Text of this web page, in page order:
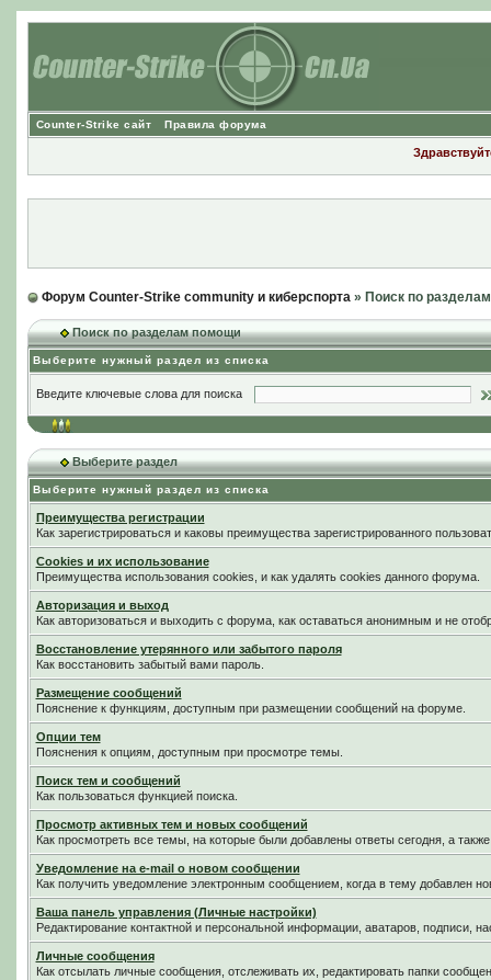
Counter-Strike сайт Правила форума
Форум Counter-Strike community и киберспорта» Поиск по
Поиск по разделам помощи
Выберите нужный раздел из списка
Введите ключевые слова для поиска
Выберите раздел
Выберите нужный раздел из списка
Преимущества регистрации
Как зарегистрироваться и каковы преимущества зарегистрированного
Cookies и их использование
Преимущества использования cookies, и как удалять cookies данного форума.
Авторизация и выход
Как авторизоваться и выходить с форума, как оставаться анонимным и не
Восстановление утерянного или забытого пароля
Как восстановить забытый вами пароль.
Размещение сообщений
Пояснение к функциям, доступным при размещении сообщений на форуме.
Опции тем
Пояснения к опциям, доступным при просмотре темы.
Поиск тем и сообщений
Как пользоваться функцией поиска.
Просмотр активных тем и новых сообщений
Как просмотреть все темы, на которые были добавлены ответы сегодня, а
Уведомление на е-mail о новом сообщении
Как получить уведомление электронным сообщением, когда в тему добавлен
Ваша панель управления (Личные настройки)
Редактирование контактной и персональной информации, аватаров, подписи,
Личные сообщения
Как отсылать личные сообщения, отслеживать их, редактировать папки